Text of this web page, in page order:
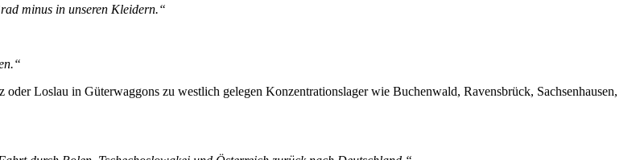
minus in unseren Kleidern.“
Loslau in Güterwaggons zu westlich gelegen Konzentrationslager wie Buchenwald, Ravensbrück, Sachsenhausen,